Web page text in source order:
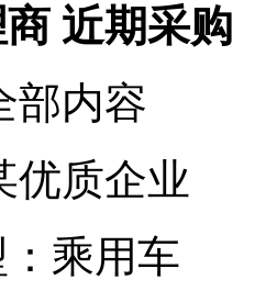
近期采购
部内容
优质企业
乘用车